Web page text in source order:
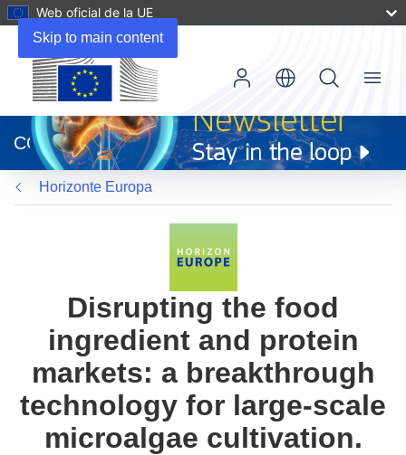
Skip to main content
Web oficial de la UE
abrirá
en
una
nueva
ventana)
CORDIS
Menu
Horizonte Europa
Disrupting the food
ingredient and protein
markets: a breakthrough
technology for large-scale
microalgae cultivation.